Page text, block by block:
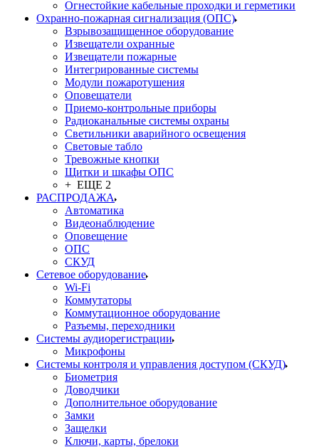
Огнестойкие кабельные проходки и герметики
Охранно-пожарная сигнализация (ОПС)
Взрывозащищенное оборудование
Извещатели охранные
Извещатели пожарные
Интегрированные системы
Модули пожаротушения
Оповещатели
Приемо-контрольные приборы
Радиоканальные системы охраны
Светильники аварийного освещения
Световые табло
Тревожные кнопки
Щитки и шкафы ОПС
+ ЕЩЕ 2
РАСПРОДАЖА
Автоматика
Видеонаблюдение
Оповещение
ОПС
СКУД
Сетевое оборудование
Wi-Fi
Коммутаторы
Коммутационное оборудование
Разъемы, переходники
Системы аудиорегистрации
Микрофоны
Системы контроля и управления доступом (СКУД)
Биометрия
Доводчики
Дополнительное оборудование
Замки
Защелки
Ключи, карты, брелоки